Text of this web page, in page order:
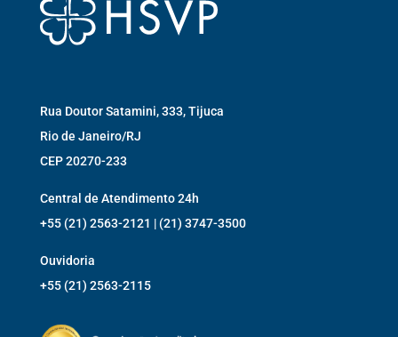
Rua Doutor Satamini, 333, Tijuca
Rio de Janeiro/RJ
CEP 20270-233
Central de Atendimento 24h
+55 (21) 2563-2121 | (21) 3747-3500
Ouvidoria
+55 (21) 2563-2115